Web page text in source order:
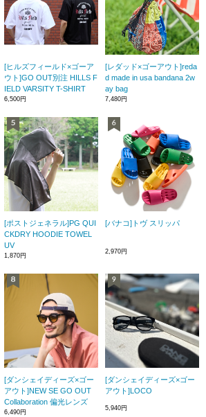
[ヒルズフィールド×ゴーア
ウト]GO OUT別注 HILLS F
IELD VARSITY T-SHIRT
6,500円
[レダッド×ゴーアウト]reda
d made in usa bandana 2w
ay bag
7,480円
[ポストジェネラル]PG QUI
CKDRY HOODIE TOWEL
UV
1,870円
[バナコ]トヴ スリッパ
2,970円
[ダンシェイディーズ×ゴー
アウト]NEW SE GO OUT
Collaboration 偏光レンズ
6,490円
[ダンシェイディーズ×ゴー
アウト]LOCO
5,940円